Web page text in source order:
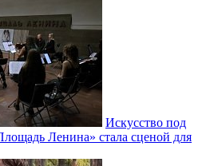
Искусство под
Ленина» стала сценой для